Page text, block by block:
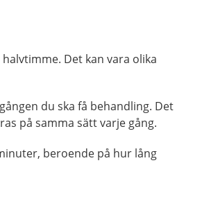
Det kan vara olika
du ska få behandling. Det
på samma sätt varje gång.
beroende på hur lång